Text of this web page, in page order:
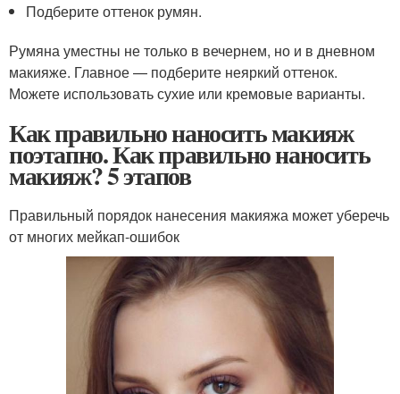
Подберите оттенок румян.
Румяна уместны не только в вечернем, но и в дневном
макияже. Главное — подберите неяркий оттенок.
Можете использовать сухие или кремовые варианты.
Как правильно наносить макияж
поэтапно. Как правильно наносить
макияж? 5 этапов
Правильный порядок нанесения макияжа может уберечь
от многих мейкап-ошибок